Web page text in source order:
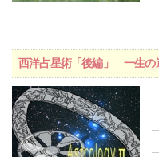
西洋占星術「後編」 一生の